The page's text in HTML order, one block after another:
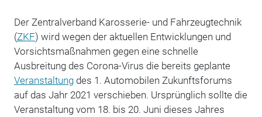
Der Zentralverband Karosserie- und Fahrzeugtechnik
(ZKF) wird wegen der aktuellen Entwicklungen und
Vorsichtsmaßnahmen gegen eine schnelle
Ausbreitung des Corona-Virus die bereits geplante
Veranstaltungdes 1. Automobilen Zukunftsforums
auf das Jahr 2021 verschieben. Ursprünglich sollte die
Veranstaltung vom 18. bis 20. Juni dieses Jahres